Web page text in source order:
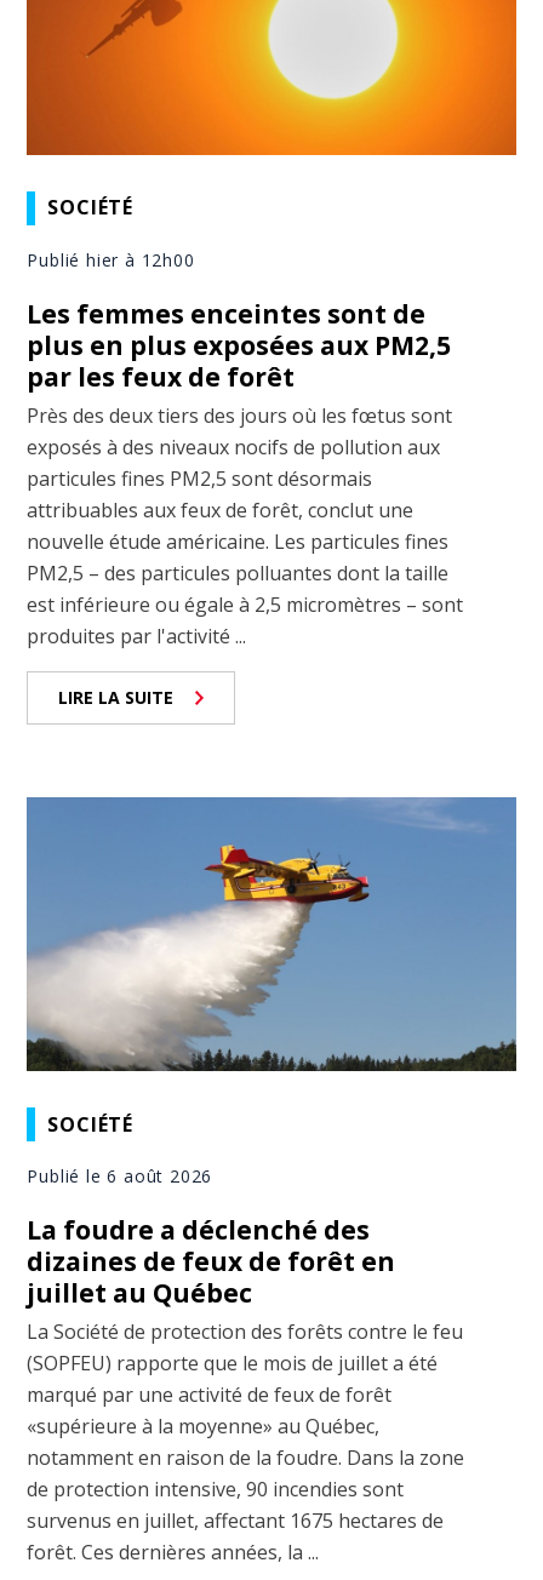
SOCIÉTÉ
Publié hier à 12h00
Les femmes enceintes sont de
plus en plus exposées aux PM2,5
par les feux de forêt
Près des deux tiers des jours où les fœtus sont
exposés à des niveaux nocifs de pollution aux
particules fines PM2,5 sont désormais
attribuables aux feux de forêt, conclut une
nouvelle étude américaine. Les particules fines
PM2,5 – des particules polluantes dont la taille
est inférieure ou égale à 2,5 micromètres – sont
produites par l'activité ...
LIRE LA SUITE
SOCIÉTÉ
Publié le 6 août 2026
La foudre a déclenché des
dizaines de feux de forêt en
juillet au Québec
La Société de protection des forêts contre le feu
(SOPFEU) rapporte que le mois de juillet a été
marqué par une activité de feux de forêt
«supérieure à la moyenne» au Québec,
notamment en raison de la foudre. Dans la zone
de protection intensive, 90 incendies sont
survenus en juillet, affectant 1675 hectares de
forêt. Ces dernières années, la ...